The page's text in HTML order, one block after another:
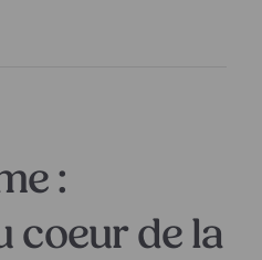
:
coeur de la